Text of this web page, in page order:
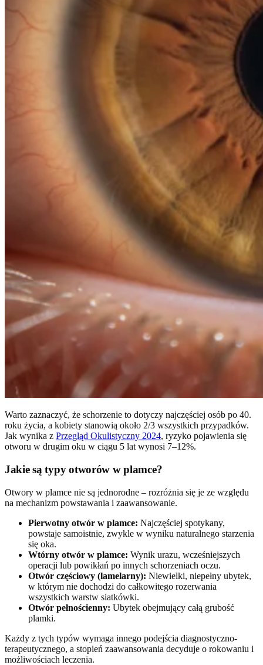
Warto zaznaczyć, że schorzenie to dotyczy najczęściej osób po 40.
roku życia, a kobiety stanowią około 2/3 wszystkich przypadków.
Jak wynika z Przegląd Okulistyczny 2024, ryzyko pojawienia się
otworu w drugim oku w ciągu 5 lat wynosi 7–12%.
Jakie są typy otworów w plamce?
Otwory w plamce nie są jednorodne – rozróżnia się je ze względu
na mechanizm powstawania i zaawansowanie.
Pierwotny otwór w plamce: Najczęściej spotykany,
powstaje samoistnie, zwykle w wyniku naturalnego starzenia
się oka.
Wtórny otwór w plamce: Wynik urazu, wcześniejszych
operacji lub powikłań po innych schorzeniach oczu.
Otwór częściowy (lamelarny): Niewielki, niepełny ubytek,
w którym nie dochodzi do całkowitego rozerwania
wszystkich warstw siatkówki.
Otwór pełnościenny: Ubytek obejmujący całą grubość
plamki.
Każdy z tych typów wymaga innego podejścia diagnostyczno-
terapeutycznego, a stopień zaawansowania decyduje o rokowaniu i
możliwościach leczenia.